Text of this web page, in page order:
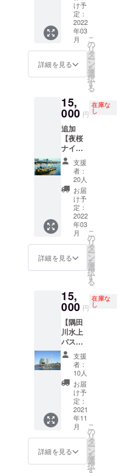
をご確
認の
上、ご
利用下
さい。
※お礼の
メール
もお送
ので、
メール
アドレ
スのご
登録を
お願い
いたし
ます。
せん）
●有効期
限につ
いて
2021年
11月～
2022年
て ご予
約は必
要ござ
いませ
んの
で、当
日の受
付時に
チケッ
トのご
提示を
お願い
いたし
ます。
当社
ページ
【本日
をご確
認の
上、ご
利用下
さい。
※御礼の
メール
もお送
りいた
します
ので、
メール
アドレ
スのご
登録を
いたし
ます。
バー入
り（松
本零士
先生は
999番を
お持ち
で
※お礼の
もお送
りいた
します
ので、
メール
アドレ
スのご
登録を
お願い
いたし
ます。
田川の
両岸に
桜が咲
き誇
り、東
京スカ
イツ
リーが
桜色に
める夕
暮れ
時、桜
橋周辺
を周遊
するク
ルーズ
で東京
の桜を
お楽し
みくだ
さい。
●ご利用
の時期
につい
て 2022
年3月の
月3日前
定して
おりま
す。 ●
ご予約
につい
て 満開
時は満
席の場
合もご
ざいま
すの
で、ご
使用前
にはご
予約が
必要と
なりま
け予
定：
2022
年03
月
詳細を見る
こ
の
リ
タ
ー
ン
を
選
択
す
る
15,
000 円
在庫な
し
追加
【夜桜
ナイト
クルー
ズ 確
約ペア
チケッ
ト】を
再設定
致しま
した！
皆様の
ご支援
をお待
ちして
おりま
田川の
両岸に
桜が咲
き誇
り、東
京スカ
イツ
リーが
桜色に
輝き始
める夕
暮れ
時、桜
橋周辺
を周遊
するク
ルーズ
支援
者：
20人
お届
け予
定：
2022
年03
月
詳細を見る
こ
の
リ
タ
ー
ン
を
選
択
す
る
15,
000 円
在庫な
し
【隅田
川水上
バス限
定 一
日乗り
放題
券】 ※
隅田川
航路
（浅草
～浜離
宮～日
の出桟
橋間）
水上バ
スの
支援
者：
10人
お届
け予
定：
2021
年11
月
詳細を見る
こ
の
リ
タ
ー
ン
を
選
択
す